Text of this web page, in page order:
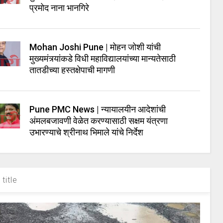
प्रमोद नाना भानगिरे
Mohan Joshi Pune | मोहन जोशी यांची
मुख्यमंत्र्यांकडे विधी महाविद्यालयांच्या मान्यतेसाठी
तातडीच्या हस्तक्षेपाची मागणी
Pune PMC News | न्यायालयीन आदेशांची
अंमलबजावणी वेळेत करण्यासाठी सक्षम यंत्रणा
उभारण्याचे श्रीनाथ भिमाले यांचे निर्देश